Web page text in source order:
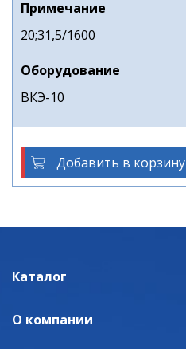
Примечание
20;31,5/1600
Оборудование
ВКЭ-10
Добавить в корзину
Каталог
О компании